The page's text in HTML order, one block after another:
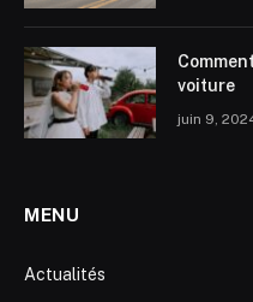
voiture
juin 9,
MENU
Actualités